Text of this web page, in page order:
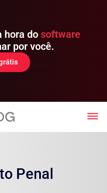
hora do software
por você.
Penal